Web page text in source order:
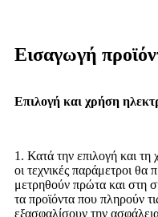
Εισαγωγή
Επιλογή και χρήση
1. Κατά την επιλογή και
οι τεχνικές παράμετροι θα
μετρηθούν πρώτα και στη
τα προϊόντα που πληρούν
εξασφαλίσουν την